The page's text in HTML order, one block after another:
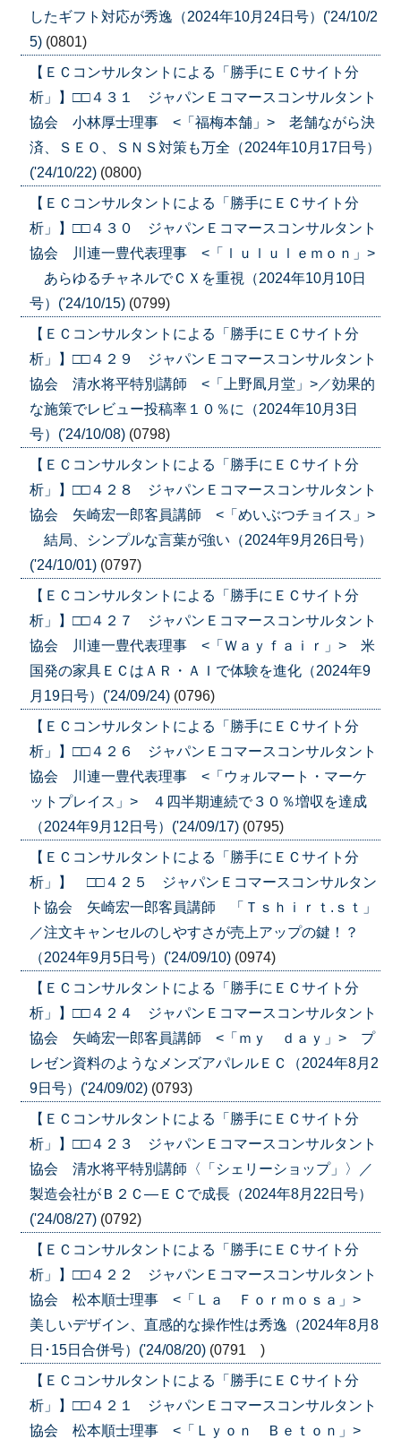
したギフト対応が秀逸（2024年10月24日号）('24/10/2
5) (0801)
【ＥＣコンサルタントによる「勝手にＥＣサイト分
析」】□□４３１ ジャパンＥコマースコンサルタント
協会 小林厚士理事 <「福梅本舗」> 老舗ながら決
済、ＳＥＯ、ＳＮＳ対策も万全（2024年10月17日号）
('24/10/22) (0800)
【ＥＣコンサルタントによる「勝手にＥＣサイト分
析」】□□４３０ ジャパンＥコマースコンサルタント
協会 川連一豊代表理事 <「ｌｕｌｕｌｅｍｏｎ」>
あらゆるチャネルでＣＸを重視（2024年10月10日
号）('24/10/15) (0799)
【ＥＣコンサルタントによる「勝手にＥＣサイト分
析」】□□４２９ ジャパンＥコマースコンサルタント
協会 清水将平特別講師 <「上野凮月堂」>／効果的
な施策でレビュー投稿率１０％に（2024年10月3日
号）('24/10/08) (0798)
【ＥＣコンサルタントによる「勝手にＥＣサイト分
析」】□□４２８ ジャパンＥコマースコンサルタント
協会 矢崎宏一郎客員講師 <「めいぶつチョイス」>
結局、シンプルな言葉が強い（2024年9月26日号）
('24/10/01) (0797)
【ＥＣコンサルタントによる「勝手にＥＣサイト分
析」】□□４２７ ジャパンＥコマースコンサルタント
協会 川連一豊代表理事 <「Ｗａｙｆａｉｒ」> 米
国発の家具ＥＣはＡＲ・ＡＩで体験を進化（2024年9
月19日号）('24/09/24) (0796)
【ＥＣコンサルタントによる「勝手にＥＣサイト分
析」】□□４２６ ジャパンＥコマースコンサルタント
協会 川連一豊代表理事 <「ウォルマート・マーケ
ットプレイス」> ４四半期連続で３０％増収を達成
（2024年9月12日号）('24/09/17) (0795)
【ＥＣコンサルタントによる「勝手にＥＣサイト分
析」】 □□４２５ ジャパンＥコマースコンサルタン
ト協会 矢崎宏一郎客員講師 「Ｔｓｈｉｒｔ.ｓｔ」
／注文キャンセルのしやすさが売上アップの鍵！？
（2024年9月5日号）('24/09/10) (0974)
【ＥＣコンサルタントによる「勝手にＥＣサイト分
析」】□□４２４ ジャパンＥコマースコンサルタント
協会 矢崎宏一郎客員講師 <「ｍｙ ｄａｙ」> プ
レゼン資料のようなメンズアパレルＥＣ（2024年8月2
9日号）('24/09/02) (0793)
【ＥＣコンサルタントによる「勝手にＥＣサイト分
析」】□□４２３ ジャパンＥコマースコンサルタント
協会 清水将平特別講師〈「シェリーショップ」〉／
製造会社がＢ２Ｃ―ＥＣで成長（2024年8月22日号）
('24/08/27) (0792)
【ＥＣコンサルタントによる「勝手にＥＣサイト分
析」】□□４２２ ジャパンＥコマースコンサルタント
協会 松本順士理事 <「Ｌａ Ｆｏｒｍｏｓａ」>
美しいデザイン、直感的な操作性は秀逸（2024年8月8
日･15日合併号）('24/08/20) (0791 )
【ＥＣコンサルタントによる「勝手にＥＣサイト分
析」】□□４２１ ジャパンＥコマースコンサルタント
協会 松本順士理事 <「Ｌｙｏｎ Ｂｅｔｏｎ」>